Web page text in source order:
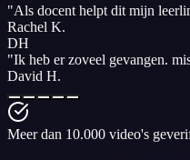
"Als docent helpt dit mijn
Rachel K.
DH
"Ik heb er zoveel gevangen.
David H.
Meer dan 10.000 video's